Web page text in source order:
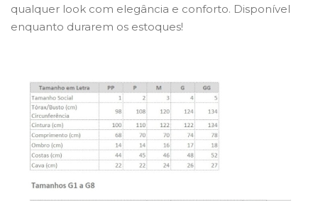
qualquer look com elegância e conforto. Disponível
enquanto durarem os estoques!